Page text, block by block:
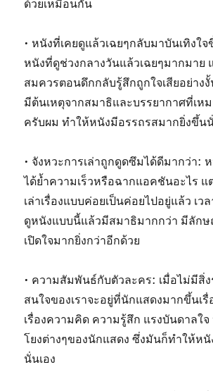
ด้วยเหมือนกัน
• หนังที่เคยดูแล้วเฉยๆกลับมาบันเทิงใ
หนังที่ดูช่วงกลางวันแล้วเฉยๆมากมาย
สมควรตอนดึกกลับรู้สึกถูกใจเสียอย่าง
มีต้นเหตุจากสมาธิและบรรยากาศที่เห
ครับผม ทำให้หนังมีอรรถรสมากยิ่งขึ้น
• จังหวะการเล่าถูกดูดซึมได้ดีมากว่า: ห
ได้ย้ำความเร็วหรือฉากแอคชันอะไร แ
เล่าเรื่องแบบค่อยเป็นค่อยไปอยู่แล้ว เว
ดูหนังแบบนี้แล้วมีสมาธิมากกว่า มีลักษ
เปิดใจมากยิ่งกว่าอีกด้วย
• ความสัมพันธ์กับตัวละคร: เมื่อไม่มีสิ่
สนใจของเราจะอยู่ที่นักแสดงมากขึ้นเรื่
เรื่องความคิด ความรู้สึก แรงบันดาลใ
โยงต่างๆของนักแสดง ซึ่งมันก็ทำให้ห
นั่นเอง